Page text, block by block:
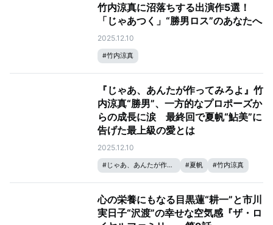
竹内涼真に沼落ちする出演作5選！
「じゃあつく」“勝男ロス”のあなたへ
2025.12.10
#竹内涼真
『じゃあ、あんたが作ってみろよ』竹
内涼真“勝男”、一方的なプロポーズか
らの成長に涙 最終回で夏帆“鮎美”に
告げた最上級の愛とは
2025.12.10
#じゃあ、あんたが作ってみろよ #夏帆 #竹内涼真
心の栄養にもなる目黒蓮“耕一”と市川
実日子“沢渡”の幸せな空気感『ザ・ロ